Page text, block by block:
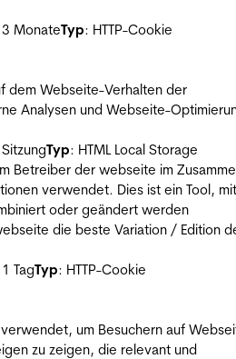
MonateTyp: HTTP-Cookie
dem Webseite-Verhalten der
Analysen und Webseite-
Typ: HTML Local Storage
Betreiber der webseite im
verwendet. Dies ist ein Tool,
oder geändert werden
die beste Variation / Edition
TagTyp: HTTP-Cookie
um Besuchern auf
zu zeigen, die relevant und